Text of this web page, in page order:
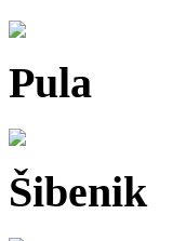
Pula
Šibenik